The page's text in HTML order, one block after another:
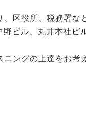
区役所、税務署な
ビル、丸井本社ビ
ングの上達をお考